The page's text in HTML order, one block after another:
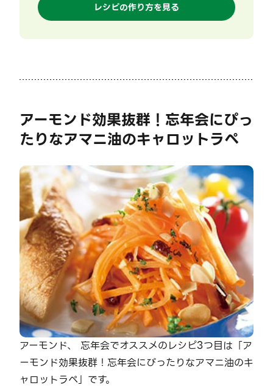
レシピの作り方を見る
アーモンド効果抜群！忘年会にぴっ
たりなアマニ油のキャロットラペ
アーモンド、 忘年会でオススメのレシピ3つ目は「ア
ーモンド効果抜群！忘年会にぴったりなアマニ油のキ
ャロットラペ」です。